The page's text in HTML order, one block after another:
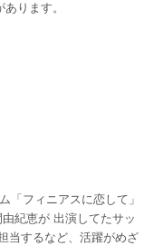
ります。
「フィニアスに恋して」
紀恵が 出演してたサッ
当するなど、活躍がめざ